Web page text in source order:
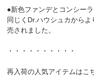
●新色ファンデとコンシー
同じくDr.ハウシュカから
売されました。
・・・・・・・・・・
再入荷の人気アイテムはこ